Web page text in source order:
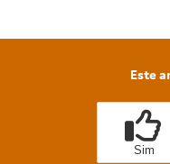
Este
Sim